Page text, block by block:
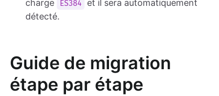
charge ES384
et il sera automatiquement
détecté.
Guide de migration
étape par étape